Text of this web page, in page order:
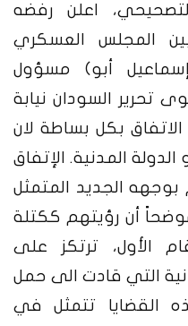
اعلن رفضه
بين المجلس العسكري
إسماعيل أبو) مسؤول
تحرير السودان نيابة
الاتفاق بكل بساطة لان
المدنية. الإتفاق
الجديد المتمثل
أن رؤيتهم ككتلة
الأول، ترتكز على
التي قادت الى حمل
القضايا تتمثل في